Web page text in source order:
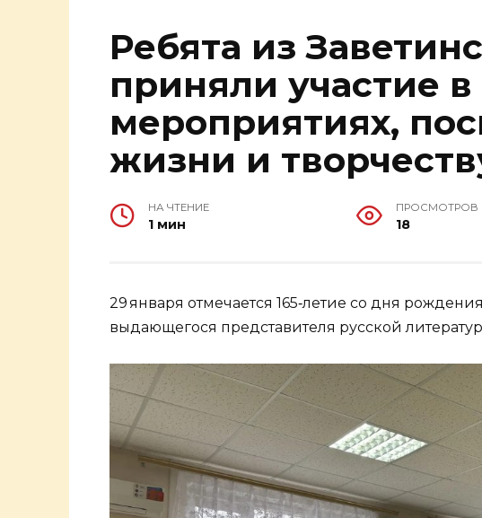
Ребята из
приняли участие в
мероприятиях,
жизни и
НА ЧТЕНИЕ
1 мин
ПРОСМОТРОВ
18
29 января отмечается 165‑летие со дня
выдающегося представителя русской